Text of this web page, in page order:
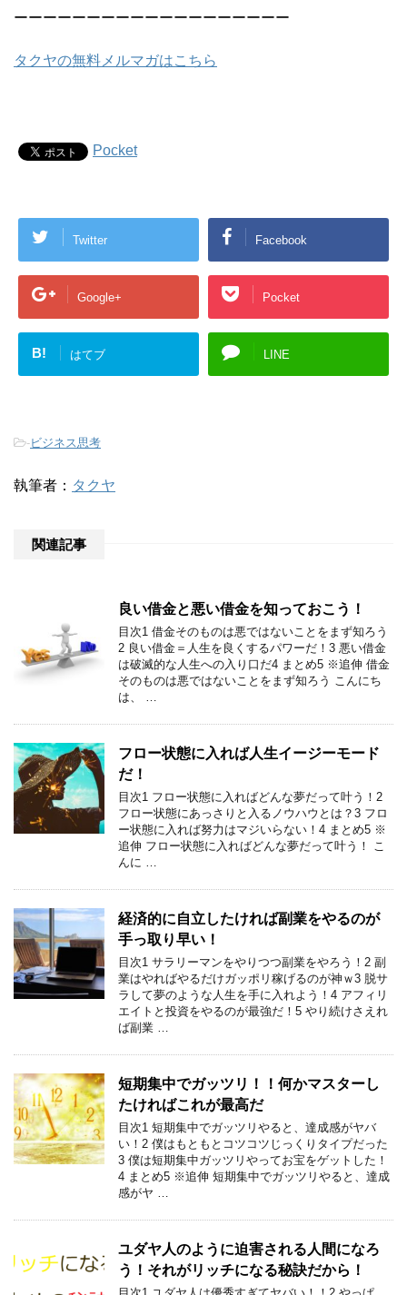
ーーーーーーーーーーーーーーーーーーー
タクヤの無料メルマガはこちら
Pocket
Twitter Facebook
Google+ Pocket
B! はてブ LINE
-ビジネス思考
執筆者： タクヤ
関連記事
良い借金と悪い借金を知っておこう！
目次1 借金そのものは悪ではないことをまず知ろう
2 良い借金＝人生を良くするパワーだ！3 悪い借金
は破滅的な人生への入り口だ4 まとめ5 ※追伸 借金
そのものは悪ではないことをまず知ろう こんにち
は、 …
フロー状態に入れば人生イージーモード
だ！
目次1 フロー状態に入ればどんな夢だって叶う！2
フロー状態にあっさりと入るノウハウとは？3 フロ
ー状態に入れば努力はマジいらない！4 まとめ5 ※
追伸 フロー状態に入ればどんな夢だって叶う！ こ
んに …
経済的に自立したければ副業をやるのが
手っ取り早い！
目次1 サラリーマンをやりつつ副業をやろう！2 副
業はやればやるだけガッポリ稼げるのが神ｗ3 脱サ
ラして夢のような人生を手に入れよう！4 アフィリ
エイトと投資をやるのが最強だ！5 やり続けさえれ
ば副業 …
短期集中でガッツリ！！何かマスターし
たければこれが最高だ
目次1 短期集中でガッツリやると、達成感がヤバ
い！2 僕はもともとコツコツじっくりタイプだった
3 僕は短期集中ガッツリやってお宝をゲットした！
4 まとめ5 ※追伸 短期集中でガッツリやると、達成
感がヤ …
ユダヤ人のように迫害される人間になろ
う！それがリッチになる秘訣だから！